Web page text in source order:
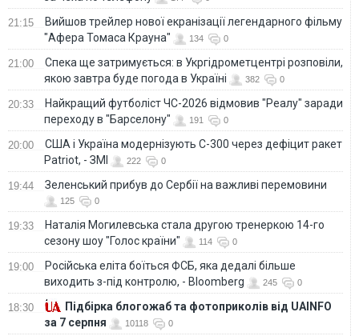
21:15
Вийшов трейлер нової екранізації легендарного фільму
"Афера Томаса Крауна"
134 0
21:00
Спека ще затримується: в Укргідрометцентрі розповіли,
якою завтра буде погода в Україні
382 0
20:33
Найкращий футболіст ЧС-2026 відмовив "Реалу" заради
переходу в "Барселону"
191 0
20:00
США і Україна модернізують С-300 через дефіцит ракет
Patriot, - ЗМІ
222 0
19:44 Зеленський прибув до Сербії на важливі перемовини
125 0
19:33
Наталія Могилевська стала другою тренеркою 14-го
сезону шоу "Голос країни"
114 0
19:00
Російська еліта боїться ФСБ, яка дедалі більше
виходить з-під контролю, - Bloomberg
245 0
18:30
Підбірка блогожаб та фотоприколів від UAINFO
за 7 серпня
10118 0